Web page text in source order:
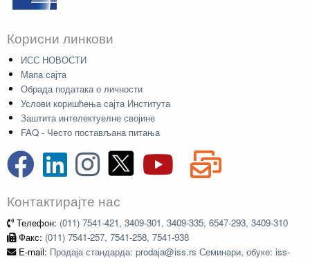
Корисни линкови
ИСС НОВОСТИ
Мапа сајта
Обрада података о личности
Услови коришћења сајта Института
Заштита интелектуелне својине
FAQ - Често постављана питања
Контактирајте нас
Телефон: (011) 7541-421, 3409-301, 3409-335, 6547-293, 3409-310
Факс: (011) 7541-257, 7541-258, 7541-938
E-mail: Продаја стандарда: prodaja@iss.rs Семинари, обуке: iss-